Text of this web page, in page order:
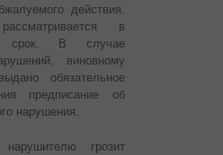
действия.
в
срок. В случае
виновному
обязательное
предписание об
нарушения.
грозит